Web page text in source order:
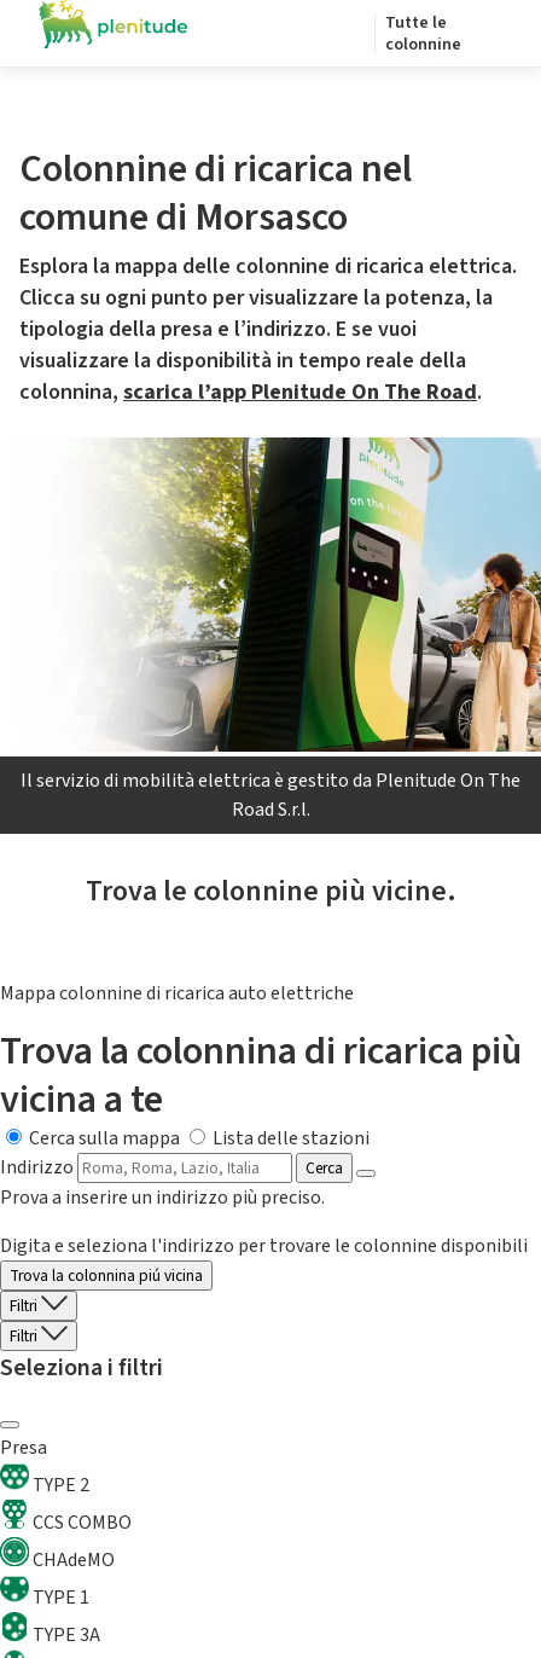
Tutte le
colonnine
Colonnine di ricarica nel
comune di Morsasco
Esplora la mappa delle colonnine di ricarica elettrica.
Clicca su ogni punto per visualizzare la potenza, la
tipologia della presa e l’indirizzo. E se vuoi
visualizzare la disponibilità in tempo reale della
colonnina, scarica l’app Plenitude On The Road.
Il servizio di mobilità elettrica è gestito da Plenitude On The
Road S.r.l.
Trova le colonnine più vicine.
Mappa colonnine di ricarica auto elettriche
Trova la colonnina di ricarica più
vicina a te
Cerca sulla mappa
Lista delle stazioni
Indirizzo
Cerca
Prova a inserire un indirizzo più preciso.
Digita e seleziona l'indirizzo per trovare le colonnine disponibili
Trova la colonnina piú vicina
Filtri
Filtri
Seleziona i filtri
Presa
TYPE 2
CCS COMBO
CHAdeMO
TYPE 1
TYPE 3A